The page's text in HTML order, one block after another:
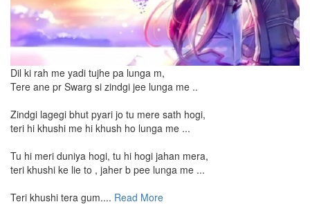
Dil ki rah me yadi tujhe pa lunga m,
Tere ane pr Swarg si zindgi jee lunga me ..
Zindgi lagegi bhut pyari jo tu mere sath hogi,
teri hi khushi me hi khush ho lunga me ...
Tu hi meri duniya hogi, tu hi hogi jahan mera,
teri khushi ke lie to , jaher b pee lunga me ...
Teri khushi tera gum.... Read More